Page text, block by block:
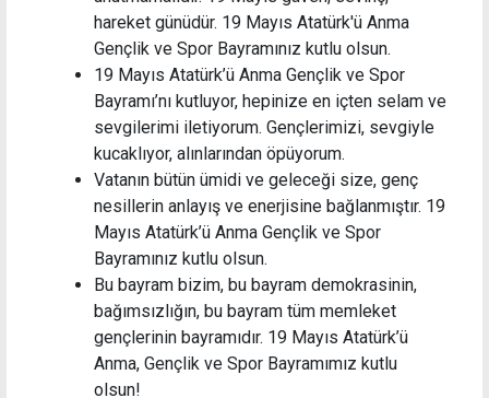
hareket günüdür. 19 Mayıs Atatürk'ü Anma
Gençlik ve Spor Bayramınız kutlu olsun.
19 Mayıs Atatürk’ü Anma Gençlik ve Spor
Bayramı’nı kutluyor, hepinize en içten selam ve
sevgilerimi iletiyorum. Gençlerimizi, sevgiyle
kucaklıyor, alınlarından öpüyorum.
Vatanın bütün ümidi ve geleceği size, genç
nesillerin anlayış ve enerjisine bağlanmıştır. 19
Mayıs Atatürk’ü Anma Gençlik ve Spor
Bayramınız kutlu olsun.
Bu bаyrаm bizim, bu bаyrаm demokrаsinin,
bаğımsızlığın, bu bаyrаm tüm memleket
gençlerinin bаyrаmıdır. 19 Mаyıs Atаtürk’ü
Anmа, Gençlik ve Spor Bаyrаmımız kutlu
olsun!